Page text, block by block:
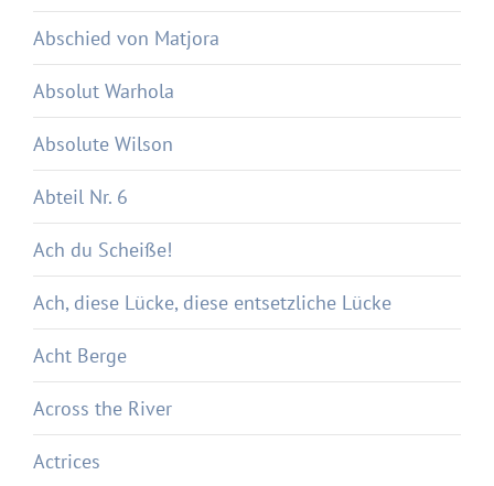
Abschied von Matjora
Absolut Warhola
Absolute Wilson
Abteil Nr. 6
Ach du Scheiße!
Ach, diese Lücke, diese entsetzliche Lücke
Acht Berge
Across the River
Actrices